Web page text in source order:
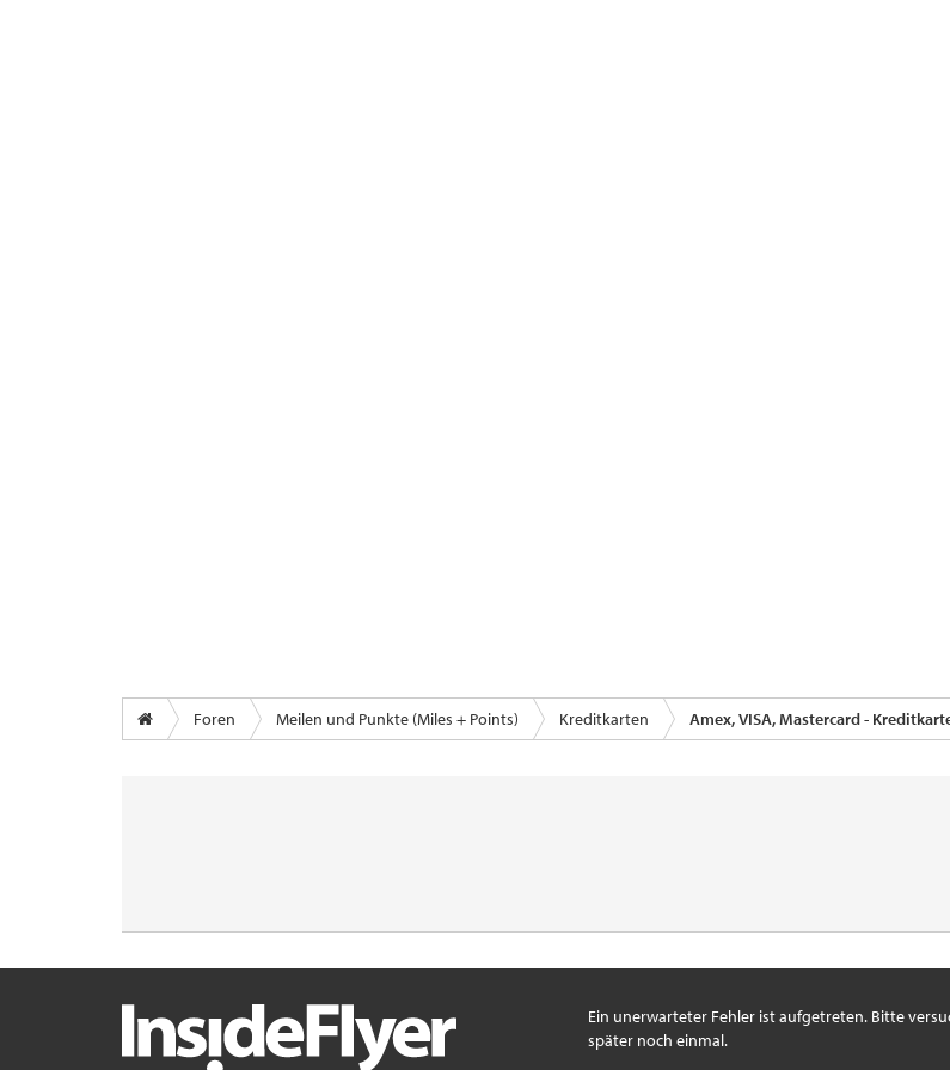
Foren Meilen und Punkte (Miles + Points) Kreditkarten Amex, VISA, Mastercard -
Ein unerwarteter Fehler ist aufgetreten. Bitte
später noch einmal.